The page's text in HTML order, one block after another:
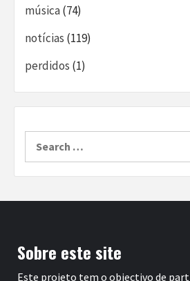
música(74)
notícias (119)
perdidos (1)
for:
Sobre este site
Este projeto tem o objectivo de